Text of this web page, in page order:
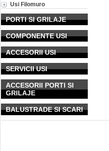
Usi Filomuro
PORTI SI GRILAJE
COMPONENTE USI
ACCESORII USI
SERVICII USI
ACCESORII PORTI SI
GRILAJE
BALUSTRADE SI SCARI